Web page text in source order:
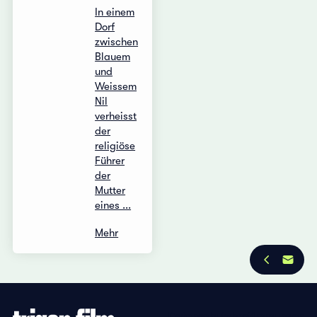
In einem
Dorf
zwischen
Blauem
und
Weissem
Nil
verheisst
der
religiöse
Führer
der
Mutter
eines ...
Mehr